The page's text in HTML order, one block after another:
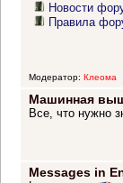
Новости
Правила
Модератор: Клеома
Машинная
Все, что нужно
Messages in